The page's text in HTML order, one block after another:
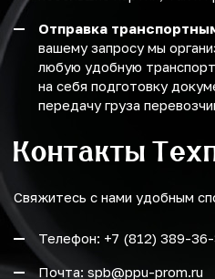
Отправка
вашему запросу мы
любую удобную
на себя подготовку
передачу груза
Контакты
Свяжитесь с нами удобным
Телефон: +7 (812) 389-
Почта: spb@ppu-prom.ru